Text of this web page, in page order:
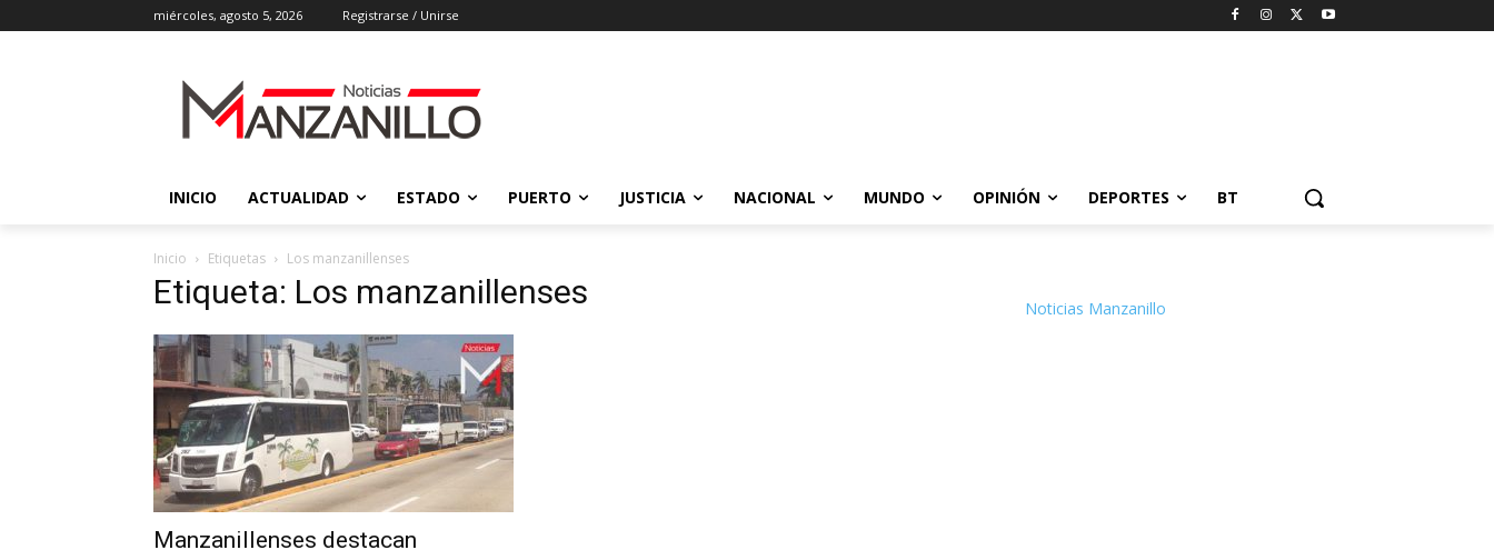
miércoles, agosto 5, 2026 Registrarse / Unirse
INICIO ACTUALIDAD ESTADO PUERTO JUSTICIA NACIONAL MUNDO OPINIÓN DEPORTES BT
Inicio Etiquetas Los manzanillenses
Etiqueta: Los manzanillenses
Manzanillenses destacan
Noticias Manzanillo